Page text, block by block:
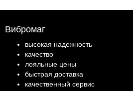
Вибромаг
высокая надежность
качество
лояльные цены
быстрая доставка
качественный сервис